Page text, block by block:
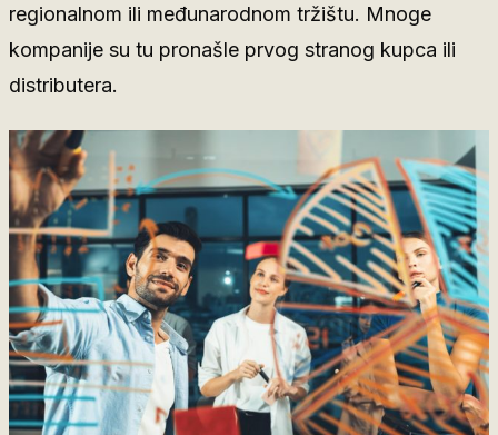
regionalnom ili međunarodnom tržištu. Mnoge
kompanije su tu pronašle prvog stranog kupca ili
distributera.